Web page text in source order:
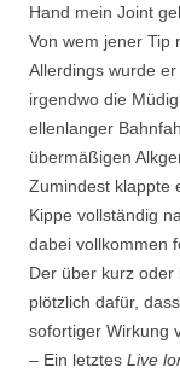
Hand mein Joint
Von wem jener Tip
Allerdings wurde
irgendwo die
ellenlanger
übermäßigen
Zumindest klappte
Kippe vollständig
dabei vollkommen
Der über kurz
plötzlich dafür,
sofortiger Wirkung
– Ein letztes Live